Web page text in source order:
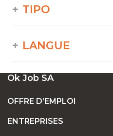
TIPO
LANGUE
Ok Job SA
OFFRE D’EMPLOI
ENTREPRISES